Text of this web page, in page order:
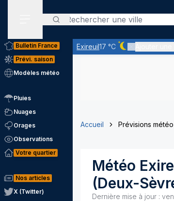
Rechercher
Exireuil17 °C
Ciel dégagé -
Bulletin France
Prévi. saison
Modèles météo
Pluies
Nuages
Orages
Observations
Votre quartier
Nos articles
X (Twitter)
Accueil Prévisions
Météo
(Deux-
Dernière mise à jour :